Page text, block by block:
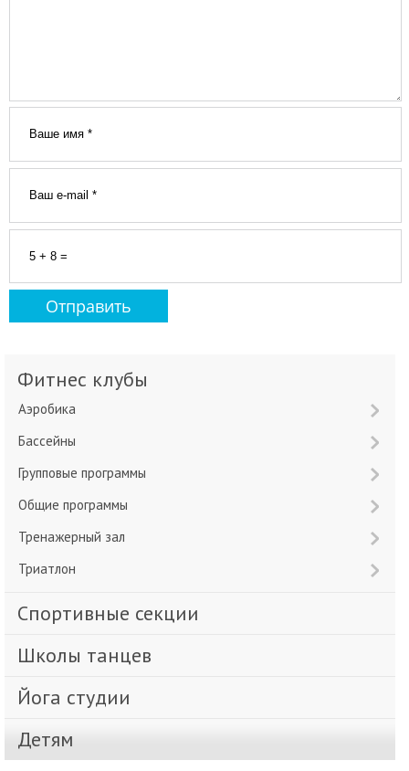
Фитнес клубы
Аэробика
Бассейны
Групповые программы
Общие программы
Тренажерный зал
Триатлон
Спортивные секции
Школы танцев
Йога студии
Детям